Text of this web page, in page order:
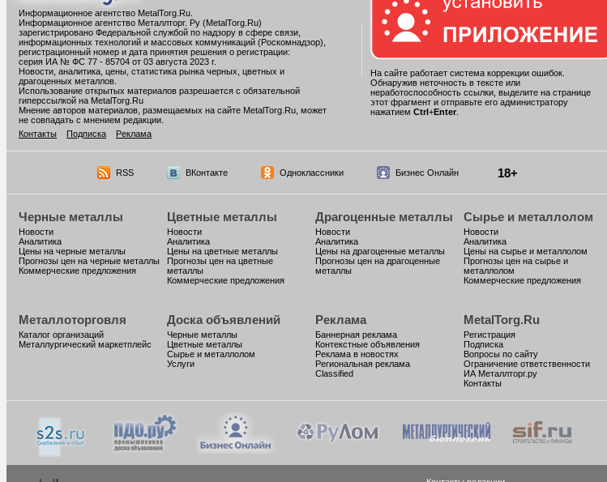
Информационное агентство MetalTorg.Ru
Информационное агентство Металлторг. Ру (MetalTorg.Ru)
зарегистрировано Федеральной службой по надзору в сфере связи,
информационных технологий и массовых коммуникаций (Роскомнадзор),
регистрационный номер и дата принятия решения о регистрации:
серия ИА № ФС 77 - 85704 от 03 августа 2023 г.
Новости, аналитика, цены, статистика рынка черных, цветных и
драгоценных металлов.
Использование открытых материалов разрешается с обязательной
гиперссылкой на MetalTorg.Ru
Мнение авторов материалов, размещаемых на сайте MetalTorg.Ru, может
не совпадать с мнением редакции.
Контакты
Подписка Реклама
На сайте работает система коррекции ошибок.
Обнаружив неточность в тексте или
неработоспособность ссылки, выделите на странице
этот фрагмент и отправьте его администратору
нажатием Ctrl +Enter.
RSS ВКонтакте Одноклассники Бизнес Онлайн 18+
Черные металлы
Новости
Аналитика
Цены на черные металлы
Прогнозы цен на черные металлы
Коммерческие предложения
Цветные металлы
Новости
Аналитика
Цены на цветные металлы
Прогнозы цен на цветные
металлы
Коммерческие предложения
Драгоценные металлы
Новости
Аналитика
Цены на драгоценные металлы
Прогнозы цен на драгоценные
металлы
Сырье и металлолом
Новости
Аналитика
Цены на сырье и металлолом
Прогнозы цен на сырье и
металлолом
Коммерческие предложения
Металлоторговля
Каталог организаций
Металлургический маркетплейс
Доска объявлений
Черные металлы
Цветные металлы
Сырье и металлолом
Услуги
Реклама
Баннерная реклама
Контекстные объявления
Реклама в новостях
Региональная реклама
Classified
MetalTorg.Ru
Регистрация
Подписка
Вопросы по сайту
Ограничение ответственности
ИА Металлторг.ру
Контакты